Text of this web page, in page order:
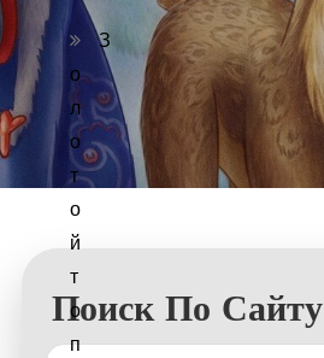
Поиск По Сайту
З
о
л
о
т
о
й
т
о
п